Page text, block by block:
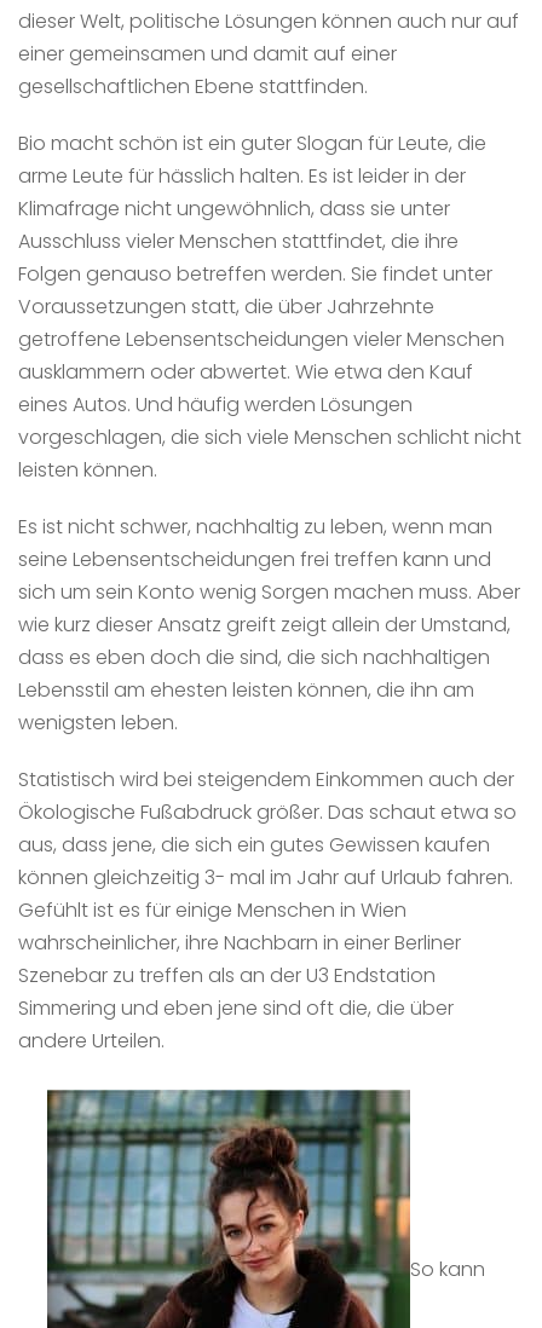
dieser Welt, politische Lösungen können auch nur auf
einer gemeinsamen und damit auf einer
gesellschaftlichen Ebene stattfinden.
Bio macht schön ist ein guter Slogan für Leute, die
arme Leute für hässlich halten. Es ist leider in der
Klimafrage nicht ungewöhnlich, dass sie unter
Ausschluss vieler Menschen stattfindet, die ihre
Folgen genauso betreffen werden. Sie findet unter
Voraussetzungen statt, die über Jahrzehnte
getroffene Lebensentscheidungen vieler Menschen
ausklammern oder abwertet. Wie etwa den Kauf
eines Autos. Und häufig werden Lösungen
vorgeschlagen, die sich viele Menschen schlicht nicht
leisten können.
Es ist nicht schwer, nachhaltig zu leben, wenn man
seine Lebensentscheidungen frei treffen kann und
sich um sein Konto wenig Sorgen machen muss. Aber
wie kurz dieser Ansatz greift zeigt allein der Umstand,
dass es eben doch die sind, die sich nachhaltigen
Lebensstil am ehesten leisten können, die ihn am
wenigsten leben.
Statistisch wird bei steigendem Einkommen auch der
Ökologische Fußabdruck größer. Das schaut etwa so
aus, dass jene, die sich ein gutes Gewissen kaufen
können gleichzeitig 3- mal im Jahr auf Urlaub fahren.
Gefühlt ist es für einige Menschen in Wien
wahrscheinlicher, ihre Nachbarn in einer Berliner
Szenebar zu treffen als an der U3 Endstation
Simmering und eben jene sind oft die, die über
andere Urteilen.
So kann